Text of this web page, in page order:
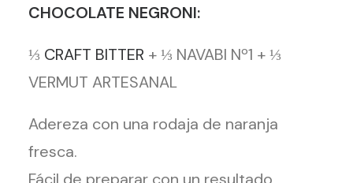
CHOCOLATE NEGRONI:
⅓ CRAFT BITTER + ⅓ NAVABI Nº1 + ⅓
VERMUT ARTESANAL
Adereza con una rodaja de naranja
fresca.